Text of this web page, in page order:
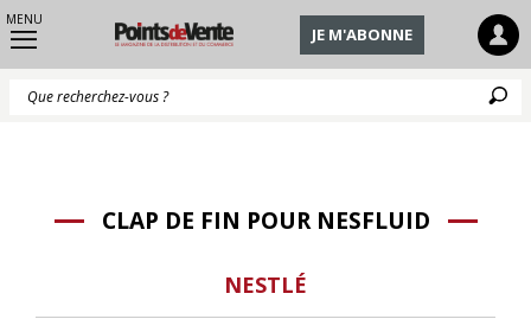
MENU
JE M'ABONNE
CLAP DE FIN POUR NESFLUID
NESTLÉ